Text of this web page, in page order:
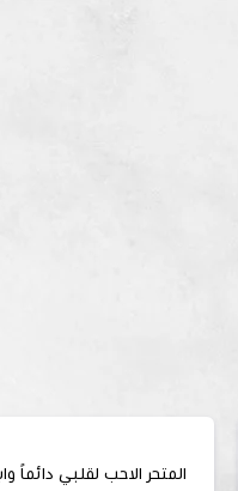
ممتاز